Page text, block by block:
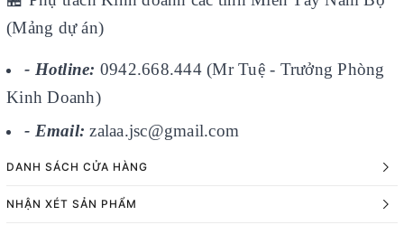
(Mảng dự án)
- Hotline: 0942.668.444 (Mr Tuệ - Trưởng Phòng
Kinh Doanh)
- Email: zalaa.jsc@gmail.com
DANH SÁCH CỬA HÀNG
NHẬN XÉT SẢN PHẨM